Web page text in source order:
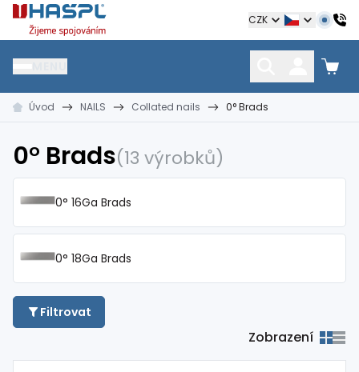
Hašpl CZK
HŘEBÍKY SPOJOVACÍ MATERIÁL KOTEVNÍ TECHNIKA
Úvod NAILS Collated nails 0° Brads
0° Brads(13 výrobků)
0° 16Ga Brads
0° 18Ga Brads
Filtrovat
Zobrazení